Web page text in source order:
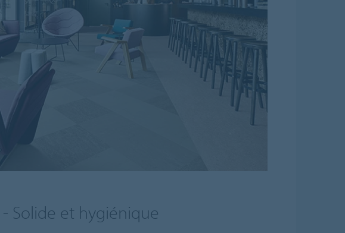
- Solide et hygiénique